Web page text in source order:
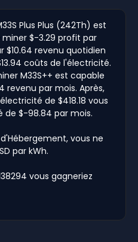
Plus Plus (242Th) est
$-3.29 profit par
$10.64 revenu quotidien
coûts de l'électricité.
M33S++ est capable
revenu par mois. Après,
de $418.18 vous
de $-98.84 par mois.
vous ne
par kWh.
vous gagneriez